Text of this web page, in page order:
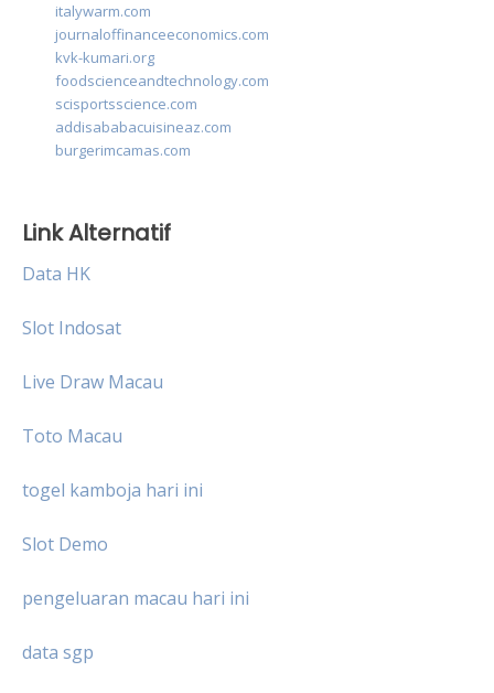
italywarm.com
journaloffinanceeconomics.com
kvk-kumari.org
foodscienceandtechnology.com
scisportsscience.com
addisababacuisineaz.com
burgerimcamas.com
Link Alternatif
Data HK
Slot Indosat
Live Draw Macau
Toto Macau
togel kamboja hari ini
Slot Demo
pengeluaran macau hari ini
data sgp